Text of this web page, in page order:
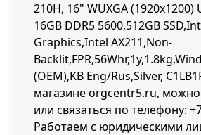
210H, 16" WUXGA (1920x1200)
16GB DDR5 5600,512GB
Graphics,Intel AX211,Non-
(OEM),KB Eng/Rus,Silver,
магазине orgcentr5.ru,
или связаться по телефону:
Работаем с юридическими